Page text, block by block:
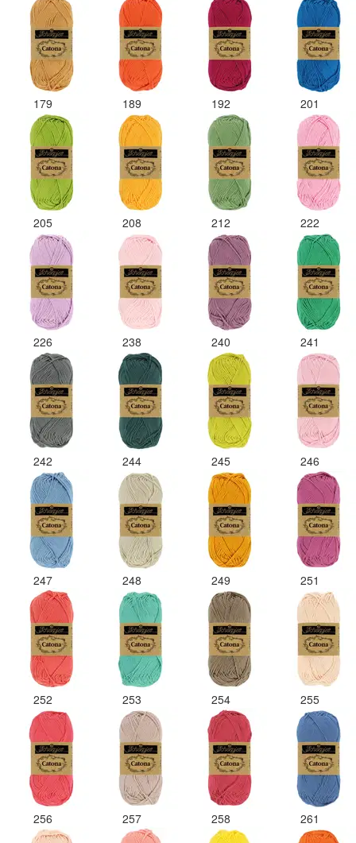
179 189 192 201
205 208 212 222
226 238 240 241
242 244 245 246
247 248 249 251
252 253 254 255
256 257 258 261